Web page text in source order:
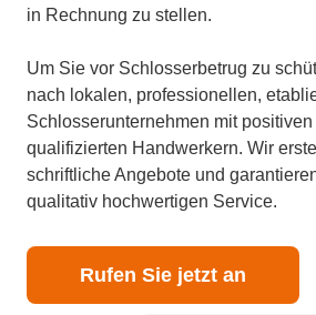
in Rechnung zu stellen.
Um Sie vor Schlosserbetrug zu
nach lokalen, professionellen,
Schlosserunternehmen mit
qualifizierten Handwerkern. Wir
schriftliche Angebote und
qualitativ hochwertigen Service.
Rufen Sie jetzt an